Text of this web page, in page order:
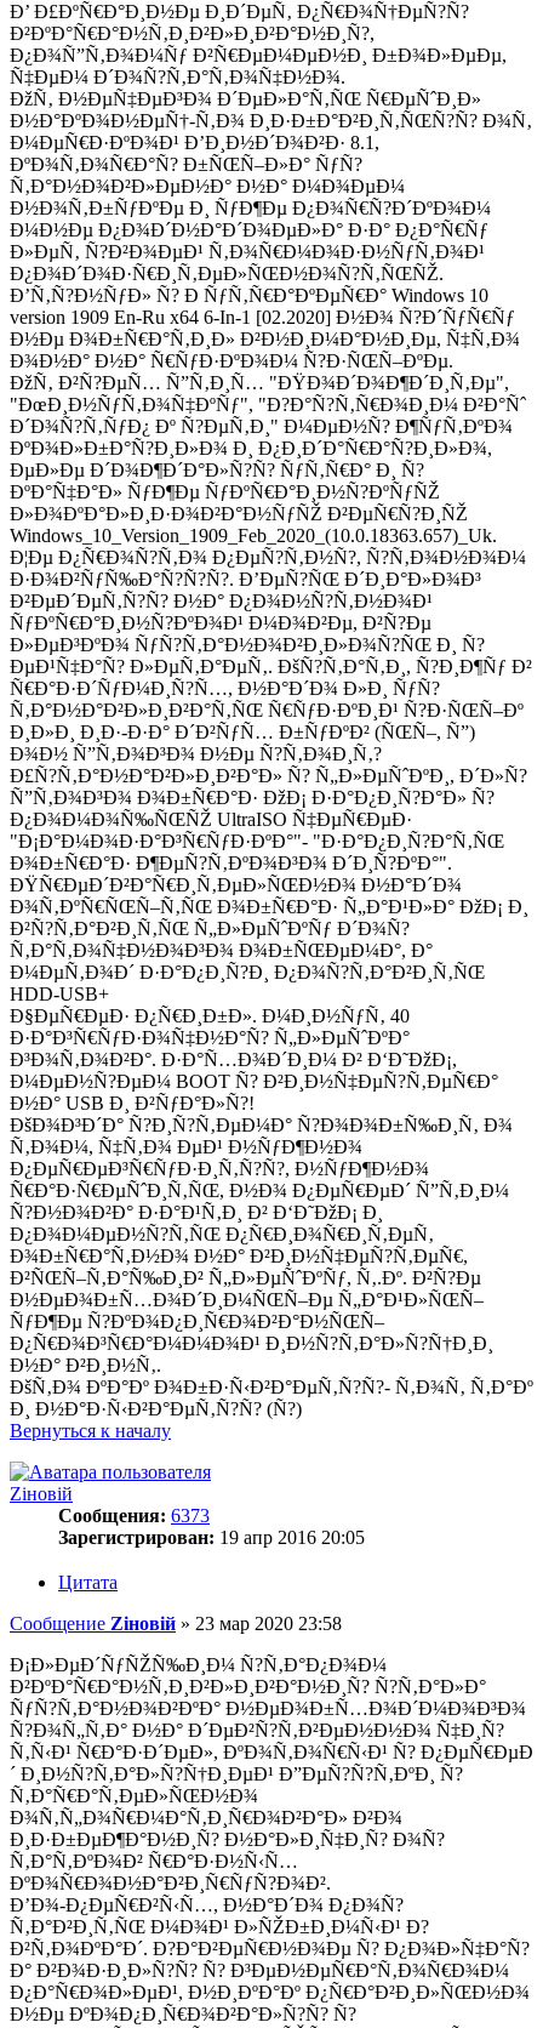
Ð’ Ð£ÐºÑ€Ð°Ð¸Ð½Ðµ Ð¸Ð´ÐµÑ‚ Ð¿Ñ€Ð¾Ñ†ÐµÑ?Ñ?
Ð²ÐºÐ°Ñ€Ð°Ð½Ñ‚Ð¸Ð²Ð»Ð¸Ð²Ð°Ð½Ð¸Ñ?,
Ð¿Ð¾Ñ”Ñ‚Ð¾Ð¼Ñƒ Ð²Ñ€ÐµÐ¼ÐµÐ½Ð¸ Ð±Ð¾Ð»ÐµÐµ,
Ñ‡ÐµÐ¼ Ð´Ð¾Ñ?Ñ‚Ð°Ñ‚Ð¾Ñ‡Ð½Ð¾.
ÐžÑ‚ Ð½ÐµÑ‡ÐµÐ³Ð¾ Ð´ÐµÐ»Ð°Ñ‚ÑŒ Ñ€ÐµÑˆÐ¸Ð»
Ð½Ð°ÐºÐ¾Ð½ÐµÑ†-Ñ‚Ð¾ Ð¸Ð·Ð±Ð°Ð²Ð¸Ñ‚ÑŒÑ?Ñ? Ð¾Ñ‚
Ð¼ÐµÑ€Ð·ÐºÐ¾Ð¹ Ð’Ð¸Ð½Ð´Ð¾Ð²Ð· 8.1,
ÐºÐ¾Ñ‚Ð¾Ñ€Ð°Ñ? Ð±ÑŒÑ–Ð»Ð° ÑƒÑ?
Ñ‚Ð°Ð½Ð¾Ð²Ð»ÐµÐ½Ð° Ð½Ð° Ð¼Ð¾ÐµÐ¼
Ð½Ð¾Ñ‚Ð±ÑƒÐºÐµ Ð¸ ÑƒÐ¶Ðµ Ð¿Ð¾Ñ€Ñ?Ð´ÐºÐ¾Ð¼
Ð¼Ð½Ðµ Ð¿Ð¾Ð´Ð½Ð°Ð´Ð¾ÐµÐ»Ð° Ð·Ð° Ð¿Ð°Ñ€Ñƒ
Ð»ÐµÑ‚ Ñ?Ð²Ð¾ÐµÐ¹ Ñ‚Ð¾Ñ€Ð¼Ð¾Ð·Ð½ÑƒÑ‚Ð¾Ð¹
Ð¿Ð¾Ð´Ð¾Ð·Ñ€Ð¸Ñ‚ÐµÐ»ÑŒÐ½Ð¾Ñ?Ñ‚ÑŒÑŽ.
Ð’Ñ‚Ñ?Ð½ÑƒÐ» Ñ? Ð ÑƒÑ‚Ñ€Ð°ÐºÐµÑ€Ð° Windows 10
version 1909 En-Ru x64 6-In-1 [02.2020] Ð½Ð¾ Ñ?Ð´ÑƒÑ€Ñƒ
Ð½Ðµ Ð¾Ð±Ñ€Ð°Ñ‚Ð¸Ð» Ð²Ð½Ð¸Ð¼Ð°Ð½Ð¸Ðµ, Ñ‡Ñ‚Ð¾
Ð¾Ð½Ð° Ð½Ð° Ñ€ÑƒÐ·ÐºÐ¾Ð¼ Ñ?Ð·ÑŒÑ–ÐºÐµ.
ÐžÑ‚ Ð²Ñ?ÐµÑ… Ñ”Ñ‚Ð¸Ñ… "ÐŸÐ¾Ð´Ð¾Ð¶Ð´Ð¸Ñ‚Ðµ",
"ÐœÐ¸Ð½ÑƒÑ‚Ð¾Ñ‡ÐºÑƒ", "Ð?Ð°Ñ?Ñ‚Ñ€Ð¾Ð¸Ð¼ Ð²Ð°Ñˆ
Ð´Ð¾Ñ?Ñ‚ÑƒÐ¿ Ðº Ñ?ÐµÑ‚Ð¸" Ð¼ÐµÐ½Ñ? Ð¶ÑƒÑ‚ÐºÐ¾
ÐºÐ¾Ð»Ð±Ð°Ñ?Ð¸Ð»Ð¾ Ð¸ Ð¿Ð¸Ð´Ð°Ñ€Ð°Ñ?Ð¸Ð»Ð¾,
ÐµÐ»Ðµ Ð´Ð¾Ð¶Ð´Ð°Ð»Ñ?Ñ? ÑƒÑ‚Ñ€Ð° Ð¸ Ñ?
ÐºÐ°Ñ‡Ð°Ð» ÑƒÐ¶Ðµ ÑƒÐºÑ€Ð°Ð¸Ð½Ñ?ÐºÑƒÑŽ
Ð»Ð¾ÐºÐ°Ð»Ð¸Ð·Ð¾Ð²Ð°Ð½ÑƒÑŽ Ð²ÐµÑ€Ñ?Ð¸ÑŽ
Windows_10_Version_1909_Feb_2020_(10.0.18363.657)_Uk.
Ð¦Ðµ Ð¿Ñ€Ð¾Ñ?Ñ‚Ð¾ Ð¿ÐµÑ?Ñ‚Ð½Ñ?, Ñ?Ñ‚Ð¾Ð½Ð¾Ð¼
Ð·Ð¾Ð²ÑƒÑ‰Ð°Ñ?Ñ?Ñ?. Ð’ÐµÑ?ÑŒ Ð´Ð¸Ð°Ð»Ð¾Ð³
Ð²ÐµÐ´ÐµÑ‚Ñ?Ñ? Ð½Ð° Ð¿Ð¾Ð½Ñ?Ñ‚Ð½Ð¾Ð¹
ÑƒÐºÑ€Ð°Ð¸Ð½Ñ?ÐºÐ¾Ð¹ Ð¼Ð¾Ð²Ðµ, Ð²Ñ?Ðµ
Ð»ÐµÐ³ÐºÐ¾ ÑƒÑ?Ñ‚Ð°Ð½Ð¾Ð²Ð¸Ð»Ð¾Ñ?ÑŒ Ð¸ Ñ?
ÐµÐ¹Ñ‡Ð°Ñ? Ð»ÐµÑ‚Ð°ÐµÑ‚. ÐšÑ?Ñ‚Ð°Ñ‚Ð¸, Ñ?Ð¸Ð¶Ñƒ Ð²
Ñ€Ð°Ð·Ð´ÑƒÐ¼Ð¸Ñ?Ñ…, Ð½Ð°Ð´Ð¾ Ð»Ð¸ ÑƒÑ?
Ñ‚Ð°Ð½Ð°Ð²Ð»Ð¸Ð²Ð°Ñ‚ÑŒ Ñ€ÑƒÐ·ÐºÐ¸Ð¹ Ñ?Ð·ÑŒÑ–Ðº
Ð¸Ð»Ð¸ Ð¸Ð·-Ð·Ð° Ð´Ð²ÑƒÑ… Ð±ÑƒÐºÐ² (ÑŒÑ–, Ñ”)
Ð¾Ð½ Ñ”Ñ‚Ð¾Ð³Ð¾ Ð½Ðµ Ñ?Ñ‚Ð¾Ð¸Ñ‚?
Ð£Ñ?Ñ‚Ð°Ð½Ð°Ð²Ð»Ð¸Ð²Ð°Ð» Ñ? Ñ„Ð»ÐµÑˆÐºÐ¸, Ð´Ð»Ñ?
Ñ”Ñ‚Ð¾Ð³Ð¾ Ð¾Ð±Ñ€Ð°Ð· ÐžÐ¡ Ð·Ð°Ð¿Ð¸Ñ?Ð°Ð» Ñ?
Ð¿Ð¾Ð¼Ð¾Ñ‰ÑŒÑŽ UltraISO Ñ‡ÐµÑ€ÐµÐ·
"Ð¡Ð°Ð¼Ð¾Ð·Ð°Ð³Ñ€ÑƒÐ·ÐºÐ°"- "Ð·Ð°Ð¿Ð¸Ñ?Ð°Ñ‚ÑŒ
Ð¾Ð±Ñ€Ð°Ð· Ð¶ÐµÑ?Ñ‚ÐºÐ¾Ð³Ð¾ Ð´Ð¸Ñ?ÐºÐ°".
ÐŸÑ€ÐµÐ´Ð²Ð°Ñ€Ð¸Ñ‚ÐµÐ»ÑŒÐ½Ð¾ Ð½Ð°Ð´Ð¾
Ð¾Ñ‚ÐºÑ€ÑŒÑ–Ñ‚ÑŒ Ð¾Ð±Ñ€Ð°Ð· Ñ„Ð°Ð¹Ð»Ð° ÐžÐ¡ Ð¸
Ð²Ñ?Ñ‚Ð°Ð²Ð¸Ñ‚ÑŒ Ñ„Ð»ÐµÑˆÐºÑƒ Ð´Ð¾Ñ?
Ñ‚Ð°Ñ‚Ð¾Ñ‡Ð½Ð¾Ð³Ð¾ Ð¾Ð±ÑŒÐµÐ¼Ð°, Ð°
Ð¼ÐµÑ‚Ð¾Ð´ Ð·Ð°Ð¿Ð¸Ñ?Ð¸ Ð¿Ð¾Ñ?Ñ‚Ð°Ð²Ð¸Ñ‚ÑŒ
HDD-USB+
Ð§ÐµÑ€ÐµÐ· Ð¿Ñ€Ð¸Ð±Ð». Ð¼Ð¸Ð½ÑƒÑ‚ 40
Ð·Ð°Ð³Ñ€ÑƒÐ·Ð¾Ñ‡Ð½Ð°Ñ? Ñ„Ð»ÐµÑˆÐºÐ°
Ð³Ð¾Ñ‚Ð¾Ð²Ð°. Ð·Ð°Ñ…Ð¾Ð´Ð¸Ð¼ Ð² Ð‘Ð˜ÐžÐ¡,
Ð¼ÐµÐ½Ñ?ÐµÐ¼ BOOT Ñ? Ð²Ð¸Ð½Ñ‡ÐµÑ?Ñ‚ÐµÑ€Ð°
Ð½Ð° USB Ð¸ Ð²ÑƒÐ°Ð»Ñ?!
ÐšÐ¾Ð³Ð´Ð° Ñ?Ð¸Ñ?Ñ‚ÐµÐ¼Ð° Ñ?Ð¾Ð¾Ð±Ñ‰Ð¸Ñ‚ Ð¾
Ñ‚Ð¾Ð¼, Ñ‡Ñ‚Ð¾ ÐµÐ¹ Ð½ÑƒÐ¶Ð½Ð¾
Ð¿ÐµÑ€ÐµÐ³Ñ€ÑƒÐ·Ð¸Ñ‚Ñ?Ñ?, Ð½ÑƒÐ¶Ð½Ð¾
Ñ€Ð°Ð·Ñ€ÐµÑˆÐ¸Ñ‚ÑŒ, Ð½Ð¾ Ð¿ÐµÑ€ÐµÐ´ Ñ”Ñ‚Ð¸Ð¼
Ñ?Ð½Ð¾Ð²Ð° Ð·Ð°Ð¹Ñ‚Ð¸ Ð² Ð‘Ð˜ÐžÐ¡ Ð¸
Ð¿Ð¾Ð¼ÐµÐ½Ñ?Ñ‚ÑŒ Ð¿Ñ€Ð¸Ð¾Ñ€Ð¸Ñ‚ÐµÑ‚
Ð¾Ð±Ñ€Ð°Ñ‚Ð½Ð¾ Ð½Ð° Ð²Ð¸Ð½Ñ‡ÐµÑ?Ñ‚ÐµÑ€,
Ð²ÑŒÑ–Ñ‚Ð°Ñ‰Ð¸Ð² Ñ„Ð»ÐµÑˆÐºÑƒ, Ñ‚.Ðº. Ð²Ñ?Ðµ
Ð½ÐµÐ¾Ð±Ñ…Ð¾Ð´Ð¸Ð¼ÑŒÑ–Ðµ Ñ„Ð°Ð¹Ð»ÑŒÑ–
ÑƒÐ¶Ðµ Ñ?ÐºÐ¾Ð¿Ð¸Ñ€Ð¾Ð²Ð°Ð½ÑŒÑ–
Ð¿Ñ€Ð¾Ð³Ñ€Ð°Ð¼Ð¼Ð¾Ð¹ Ð¸Ð½Ñ?Ñ‚Ð°Ð»Ñ?Ñ†Ð¸Ð¸
Ð½Ð° Ð²Ð¸Ð½Ñ‚.
ÐšÑ‚Ð¾ ÐºÐ°Ðº Ð¾Ð±Ð·Ñ‹Ð²Ð°ÐµÑ‚Ñ?Ñ?- Ñ‚Ð¾Ñ‚ Ñ‚Ð°Ðº
Ð¸ Ð½Ð°Ð·Ñ‹Ð²Ð°ÐµÑ‚Ñ?Ñ? (Ñ?)
Вернуться к началу
Zіновій
Сообщения: 6373
Зарегистрирован: 19 апр 2016 20:05
Цитата
Сообщение Zіновій » 23 мар 2020 23:58
Ð¡Ð»ÐµÐ´ÑƒÑŽÑ‰Ð¸Ð¼ Ñ?Ñ‚Ð°Ð¿Ð¾Ð¼
Ð²ÐºÐ°Ñ€Ð°Ð½Ñ‚Ð¸Ð²Ð»Ð¸Ð²Ð°Ð½Ð¸Ñ? Ñ?Ñ‚Ð°Ð»Ð°
ÑƒÑ?Ñ‚Ð°Ð½Ð¾Ð²ÐºÐ° Ð½ÐµÐ¾Ð±Ñ…Ð¾Ð´Ð¼Ð¾Ð³Ð¾
Ñ?Ð¾Ñ„Ñ‚Ð° Ð½Ð° Ð´ÐµÐ²Ñ?Ñ‚Ð²ÐµÐ½Ð½Ð¾ Ñ‡Ð¸Ñ?
Ñ‚Ñ‹Ð¹ Ñ€Ð°Ð·Ð´ÐµÐ», ÐºÐ¾Ñ‚Ð¾Ñ€Ñ‹Ð¹ Ñ? Ð¿ÐµÑ€ÐµÐ
´ Ð¸Ð½Ñ?Ñ‚Ð°Ð»Ñ?Ñ†Ð¸ÐµÐ¹ Ð”ÐµÑ?Ñ?Ñ‚ÐºÐ¸ Ñ?
Ñ‚Ð°Ñ€Ð°Ñ‚ÐµÐ»ÑŒÐ½Ð¾
Ð¾Ñ‚Ñ„Ð¾Ñ€Ð¼Ð°Ñ‚Ð¸Ñ€Ð¾Ð²Ð°Ð» Ð²Ð¾
Ð¸Ð·Ð±ÐµÐ¶Ð°Ð½Ð¸Ñ? Ð½Ð°Ð»Ð¸Ñ‡Ð¸Ñ? Ð¾Ñ?
Ñ‚Ð°Ñ‚ÐºÐ¾Ð² Ñ€Ð°Ð·Ð½Ñ‹Ñ…
ÐºÐ¾Ñ€Ð¾Ð½Ð°Ð²Ð¸Ñ€ÑƒÑ?Ð¾Ð².
Ð’Ð¾-Ð¿ÐµÑ€Ð²Ñ‹Ñ…, Ð½Ð°Ð´Ð¾ Ð¿Ð¾Ñ?
Ñ‚Ð°Ð²Ð¸Ñ‚ÑŒ Ð¼Ð¾Ð¹ Ð»ÑŽÐ±Ð¸Ð¼Ñ‹Ð¹ Ð?
Ð²Ñ‚Ð¾ÐºÐ°Ð´. Ð?Ð°Ð²ÐµÑ€Ð½Ð¾Ðµ Ñ? Ð¿Ð¾Ð»Ñ‡Ð°Ñ?
Ð° Ð²Ð¾Ð·Ð¸Ð»Ñ?Ñ? Ñ? Ð³ÐµÐ½ÐµÑ€Ð°Ñ‚Ð¾Ñ€Ð¾Ð¼
Ð¿Ð°Ñ€Ð¾Ð»ÐµÐ¹, Ð½Ð¸ÐºÐ°Ðº Ð¿Ñ€Ð°Ð²Ð¸Ð»ÑŒÐ½Ð¾
Ð½Ðµ ÐºÐ¾Ð¿Ð¸Ñ€Ð¾Ð²Ð°Ð»Ñ?Ñ? Ñ?